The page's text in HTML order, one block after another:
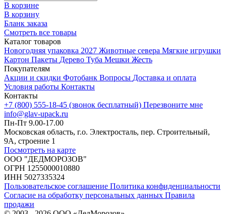
В корзине
В корзину
Бланк заказа
Смотреть все товары
Каталог товаров
Новогодняя упаковка 2027 Животные севера Мягкие игрушки
Картон Пакеты Дерево Туба Мешки Жесть
Покупателям
Акции и скидки Фотобанк Вопросы Доставка и оплата
Условия работы Контакты
Контакты
+7 (800) 555-18-45 (звонок бесплатный) Перезвоните мне
info@glav-upack.ru
Пн-Пт 9.00-17.00
Московская область, г.о. Электросталь, пер. Строительный,
9А, строение 1
Посмотреть на карте
ООО "ДЕДМОРОЗОВ"
ОГРН 1255000010880
ИНН 5027335324
Пользовательское соглашение Политика конфиденциальности
Согласие на обработку персональных данных Правила
продажи